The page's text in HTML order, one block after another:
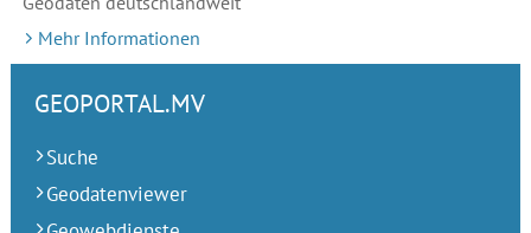
Mehr Informationen
GEOPORTAL.MV
Suche
Geodatenviewer